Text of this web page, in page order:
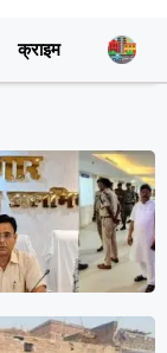
क्राइम